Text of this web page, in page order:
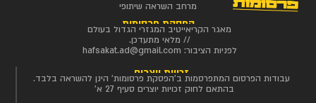
מרחב השראה שיתופי
הפסקת פרסומות
מאגר הקריאייטיב המגזרי הגדול בעולם
// מלאי מתעדכן.
לפניות הציבור: hafsakat.ad@gmail.com
זכויות יוצרים
עבודות הפרסום המתפרסמות ב'הפסקת פרסומות' הינן להשראה בלבד.
בהתאם לחוק זכויות יוצרים סעיף 27 א'